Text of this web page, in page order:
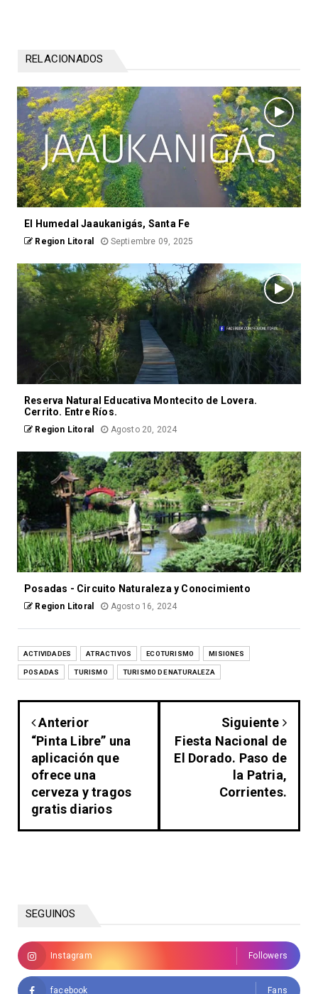
RELACIONADOS
El Humedal Jaaukanigás, Santa Fe
Region Litoral Septiembre 09, 2025
Reserva Natural Educativa Montecito de Lovera.
Cerrito. Entre Ríos.
Region Litoral Agosto 20, 2024
Posadas - Circuito Naturaleza y Conocimiento
Region Litoral Agosto 16, 2024
ACTIVIDADES ATRACTIVOS ECOTURISMO MISIONES
POSADAS TURISMO TURISMO DE NATURALEZA
Anterior
“Pinta Libre” una
aplicación que
ofrece una
cerveza y tragos
gratis diarios
Siguiente
Fiesta Nacional de
El Dorado. Paso de
la Patria,
Corrientes.
SEGUINOS
Instagram Followers
facebook Fans